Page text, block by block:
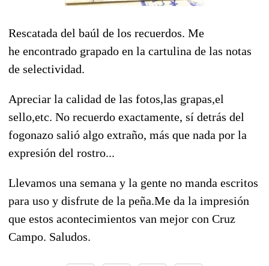
Rescatada del baúl de los recuerdos. Me
he encontrado grapado en la cartulina de las notas
de selectividad.
Apreciar la calidad de las fotos,las grapas,el
sello,etc. No recuerdo exactamente, sí detrás del
fogonazo salió algo extraño, más que nada por la
expresión del rostro...
Llevamos una semana y la gente no manda escritos
para uso y disfrute de la peña.Me da la impresión
que estos acontecimientos van mejor con Cruz
Campo. Saludos.